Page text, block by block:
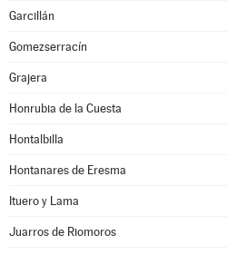
Garcillán
Gomezserracín
Grajera
Honrubia de la Cuesta
Hontalbilla
Hontanares de Eresma
Ituero y Lama
Juarros de Riomoros